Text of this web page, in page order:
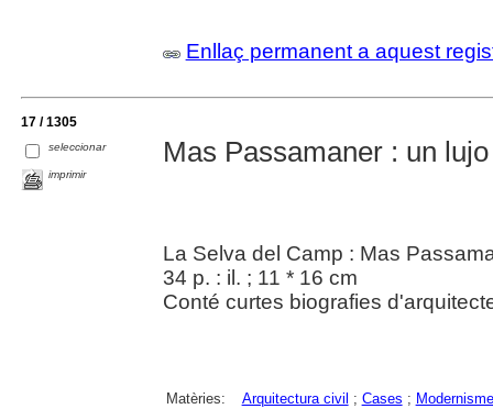
Enllaç permanent a aquest
17 / 1305
seleccionar
imprimir
Mas Passamaner : un
La Selva del Camp : Mas
34 p. : il. ; 11 * 16 cm
Conté curtes biografies
Matèries: Arquitectura civil ; Cases ; Modernisme